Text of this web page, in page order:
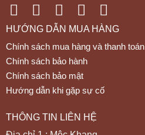
HƯỚNG DẪN MUA HÀNG
Chính sách mua hàng và thanh toán
Chính sách bảo hành
Chính sách bảo mật
Hướng dẫn khi gặp sự cố
THÔNG TIN LIÊN HỆ